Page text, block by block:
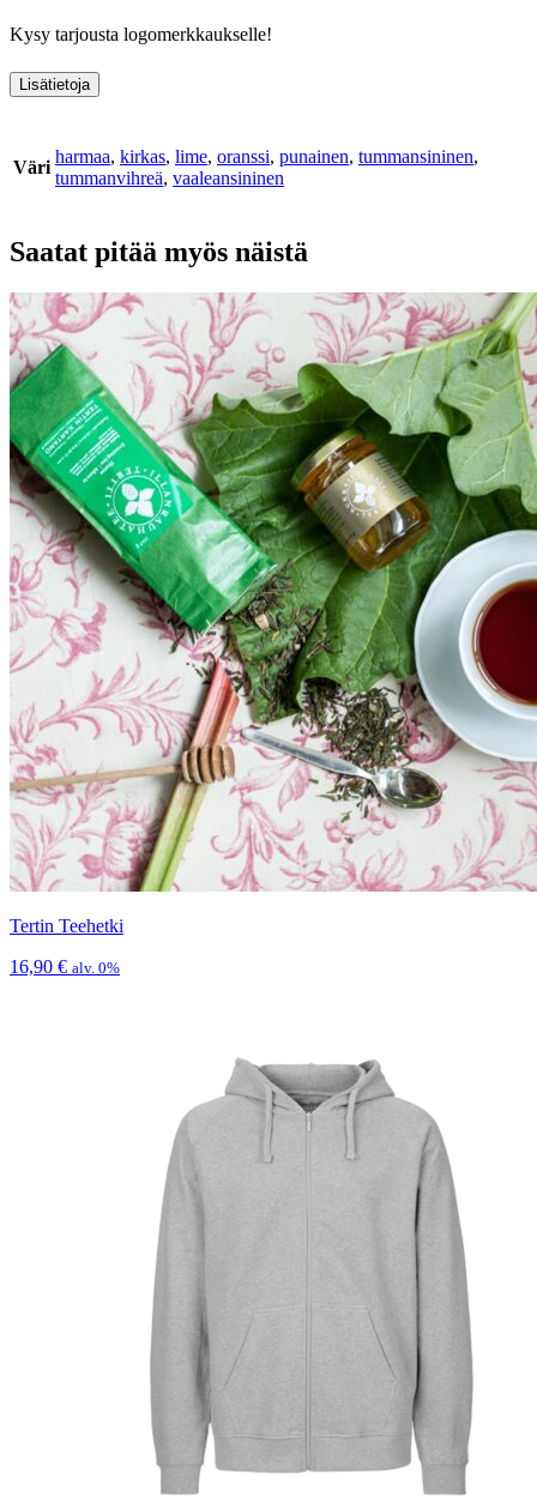
Kysy tarjousta logomerkkaukselle!
Lisätietoja
Väri
harmaa, kirkas, lime, oranssi, punainen, tummansininen,
tummanvihreä, vaaleansininen
Saatat pitää myös näistä
Tertin Teehetki
16,90 € alv. 0%